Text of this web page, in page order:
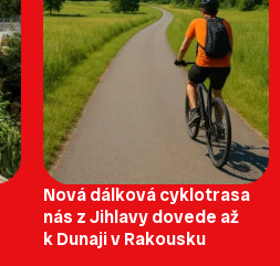
Nová dálková cyklotrasa
nás z Jihlavy dovede až
k Dunaji v Rakousku